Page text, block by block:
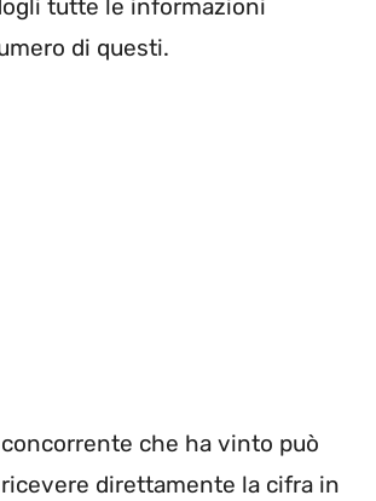
tutte le informazioni
di questi.
che ha vinto può
direttamente la cifra in